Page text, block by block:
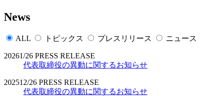
News
ALL トピックス プレスリリース ニュース
20261/26 PRESS RELEASE
代表取締役の異動に関するお知らせ
202512/26 PRESS RELEASE
代表取締役の異動に関するお知らせ